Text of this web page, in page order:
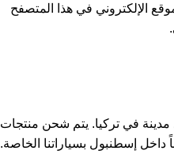
الإلكتروني في هذا المتصفح
مدينة في تركيا. يتم شحن منتجات
داخل إسطنبول بسياراتنا الخاصة.